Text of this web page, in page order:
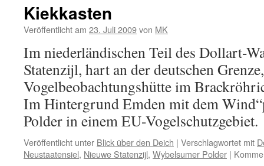
Kiekkasten
Veröffentlicht am 23. Juli 2009von MK
Im niederländischen Teil des Dollart-
Statenzijl, hart an der deutschen
Vogelbeobachtungshütte im
Im Hintergrund Emden mit dem
Polder in einem EU-Vogelschutzgebiet.
Veröffentlicht unter Blick über den Deich | Verschlagwortet mit
Neustaatensiel, Nieuwe Statenzijl, Wybelsumer Polder |